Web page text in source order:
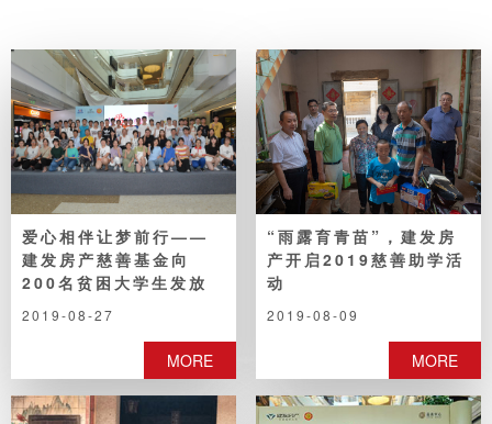
爱心相伴让梦前行——
建发房产慈善基金向
200名贫困大学生发放
2019-08-27
MORE
“雨露育青苗”，建发房
产开启2019慈善助学活
动
2019-08-09
MORE